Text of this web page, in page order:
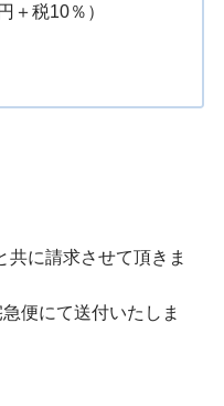
＋税10％）
共に請求させて頂きま
便にて送付いたしま